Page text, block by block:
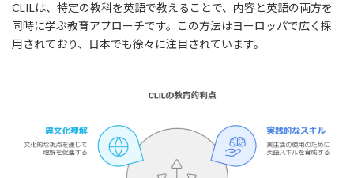
CLILは、特定の教科を英語で教えることで、内容と英語の両方を
同時に学ぶ教育アプローチです。この方法はヨーロッパで広く採
用されており、日本でも徐々に注目されています。